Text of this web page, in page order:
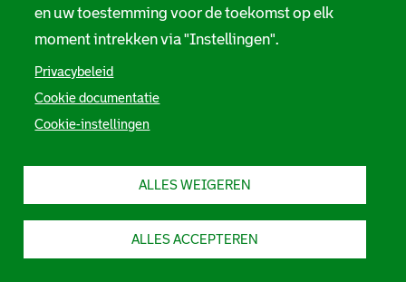
en uw toestemming voor de toekomst op elk
moment intrekken via "Instellingen".
Privacybeleid
Cookie documentatie
Cookie-instellingen
ALLES WEIGEREN
ALLES ACCEPTEREN